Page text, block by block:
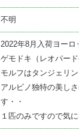
不明
2022年8月入荷ヨー
ゲモドキ（レオパー
モルフはタンジェリ
アルビノ独特の美し
す・・
１匹のみですので気